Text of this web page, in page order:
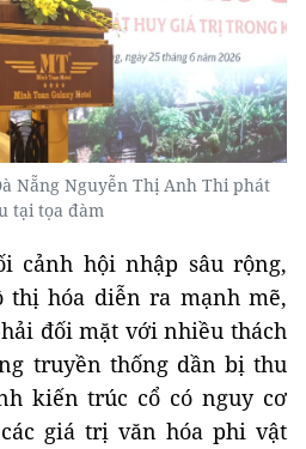
Nẵng Nguyễn Thị Anh Thi phát
tại tọa đàm
cảnh hội nhập sâu rộng,
thị hóa diễn ra mạnh mẽ,
đối mặt với nhiều thách
truyền thống dần bị thu
kiến trúc cổ có nguy cơ
giá trị văn hóa phi vật